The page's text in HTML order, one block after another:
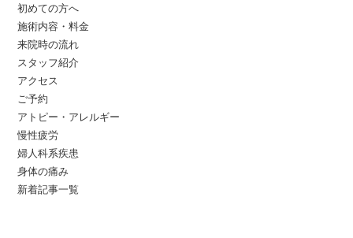
初めての方へ
施術内容・料金
来院時の流れ
スタッフ紹介
アクセス
ご予約
アトピー・アレルギー
慢性疲労
婦人科系疾患
身体の痛み
新着記事一覧